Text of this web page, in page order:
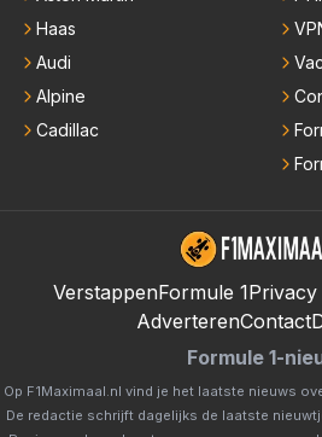
Haas
Audi
Alpine
Cadillac
VerstappenFormule 1
AdverterenContact
Formule 1-
Op F1Maximaal.nl vind je het laatste nieuws
De redactie schrijft dagelijks de laatste